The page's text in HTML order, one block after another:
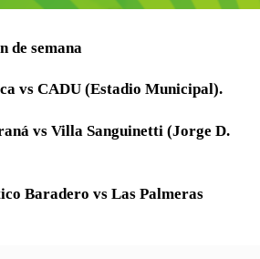
de semana
vs CADU (Estadio Municipal).
vs Villa Sanguinetti (Jorge D.
Baradero vs Las Palmeras